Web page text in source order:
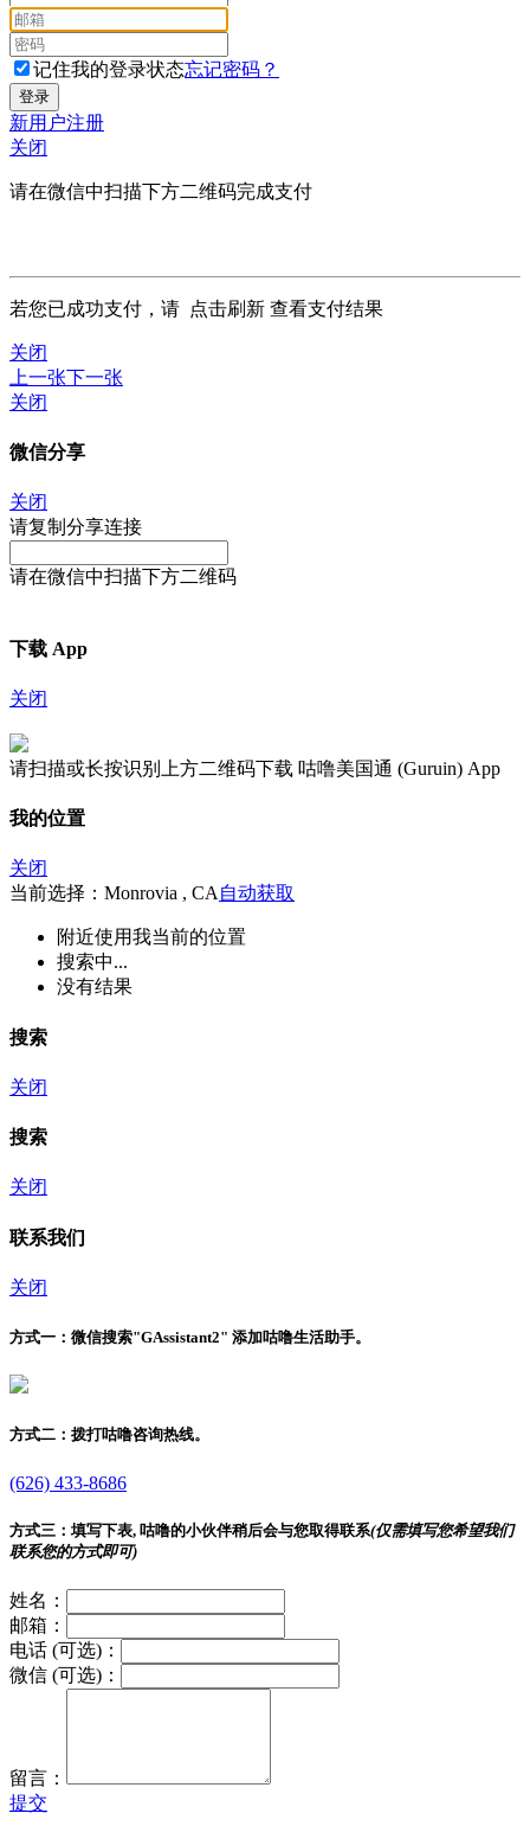
记住我的登录状态忘记密码？
新用户注册
关闭
请在微信中扫描下方二维码完成支付
若您已成功支付，请 点击刷新 查看支付结果
关闭
上一张下一张
关闭
微信分享
关闭
请复制分享连接
请在微信中扫描下方二维码
下载 App
关闭
请扫描或长按识别上方二维码下载 咕噜美国通 (Guruin) App
我的位置
关闭
当前选择：Monrovia , CA 自动获取
附近使用我当前的位置
搜索中...
没有结果
搜索
关闭
搜索
关闭
联系我们
关闭
方式一： 微信搜索"GAssistant2" 添加咕噜生活助手。
方式二： 拨打咕噜咨询热线。
(626) 433-8686
方式三： 填写下表, 咕噜的小伙伴稍后会与您取得联系(仅需填写您希望我们
联系您的方式即可)
姓名：
邮箱：
电话 (可选)：
微信 (可选)：
留言：
提交